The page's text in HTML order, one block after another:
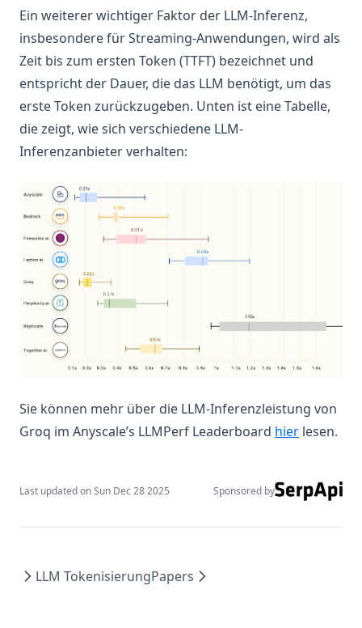
Ein weiterer wichtiger Faktor der LLM-Inferenz,
insbesondere für Streaming-Anwendungen, wird als
Zeit bis zum ersten Token (TTFT) bezeichnet und
entspricht der Dauer, die das LLM benötigt, um das
erste Token zurückzugeben. Unten ist eine Tabelle,
die zeigt, wie sich verschiedene LLM-
Inferenzanbieter verhalten:
Sie können mehr über die LLM-Inferenzleistung von
Groq im Anyscale’s LLMPerf Leaderboard hier(opens in
lesen.
Last updated onSun Dec 28 2025 Sponsored by
LLM TokenisierungPapers